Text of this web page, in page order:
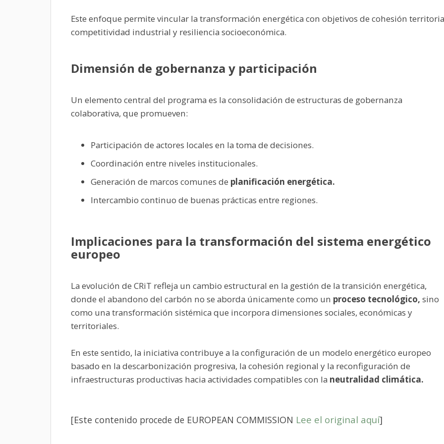
Este enfoque permite vincular la transformación energética con objetivos de cohesión
competitividad industrial y resiliencia socioeconómica.
Dimensión de gobernanza y participación
Un elemento central del programa es la consolidación de estructuras de gobernanza
colaborativa, que promueven:
Participación de actores locales en la toma de decisiones.
Coordinación entre niveles institucionales.
Generación de marcos comunes de planificación energética.
Intercambio continuo de buenas prácticas entre regiones.
Implicaciones para la transformación del sistema energético
europeo
La evolución de CRiT refleja un cambio estructural en la gestión de la transición energética,
donde el abandono del carbón no se aborda únicamente como un proceso tecnológico, sino
como una transformación sistémica que incorpora dimensiones sociales, económicas y
territoriales.
En este sentido, la iniciativa contribuye a la configuración de un modelo energético europeo
basado en la descarbonización progresiva, la cohesión regional y la reconfiguración de
infraestructuras productivas hacia actividades compatibles con la neutralidad climática.
[Este contenido procede de EUROPEAN COMMISSION Lee el original aquí]